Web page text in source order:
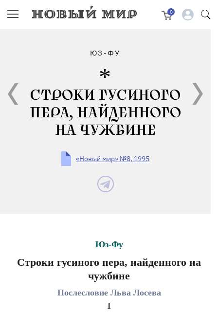
0
ЮЗ-ФУ
СТРОКИ ГУСИНОГО
ПЕРА, НАЙДЕННОГО
НА ЧУЖБИНЕ
«Новый мир» №8, 1995
Юз-Фу
Строки гусиного пера, найденного на
чужбине
Послесловие Льва Лосева
1